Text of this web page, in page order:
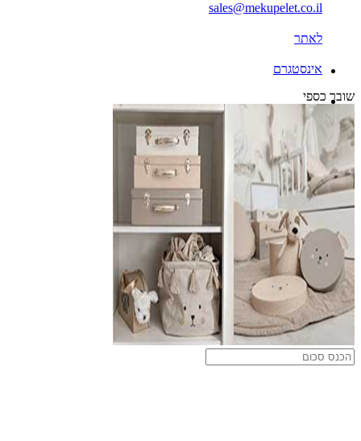
sales@mekupelet.co.il
לאתר
אינסטגרם
שובר כספי